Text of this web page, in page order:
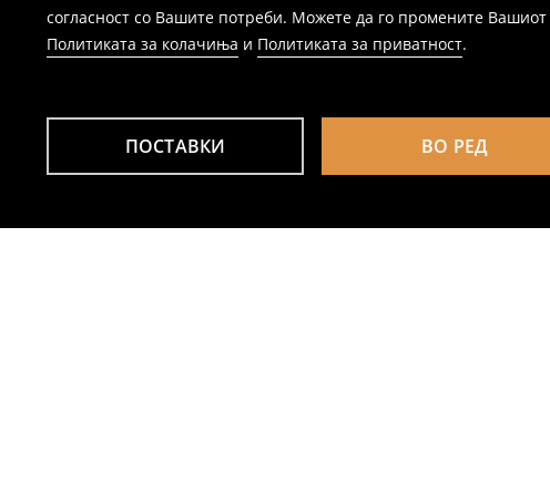
согласност со Вашите потреби. Можете да го промените Вашиот
Политиката за колачиња и Политиката за приватност.
ПОСТАВКИ ВО РЕД